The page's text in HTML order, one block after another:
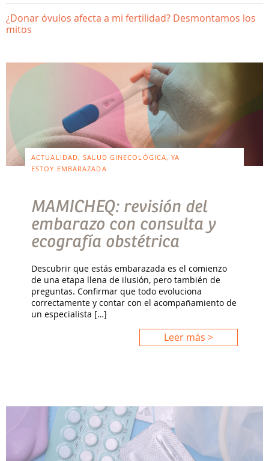
¿Donar óvulos afecta a mi fertilidad? Desmontamos los
mitos
ACTUALIDAD, SALUD GINECOLÓGICA, YA
ESTOY EMBARAZADA
MAMICHEQ: revisión del
embarazo con consulta y
ecografía obstétrica
Descubrir que estás embarazada es el comienzo
de una etapa llena de ilusión, pero también de
preguntas. Confirmar que todo evoluciona
correctamente y contar con el acompañamiento de
un especialista […]
Leer más >